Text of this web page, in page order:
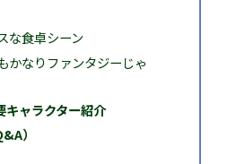
な食卓シーン
かなりファンタジーじゃ
キャラクター紹介
）